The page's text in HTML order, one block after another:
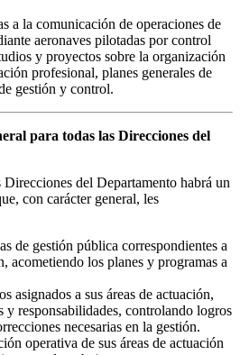
a la comunicación de operaciones de
aeronaves pilotadas por control
y proyectos sobre la organización
profesional, planes generales de
gestión y control.
para todas las Direcciones del
del Departamento habrá un
con carácter general, les
de gestión pública correspondientes a
acometiendo los planes y programas a
asignados a sus áreas de actuación,
y responsabilidades, controlando logros
necesarias en la gestión.
operativa de sus áreas de actuación